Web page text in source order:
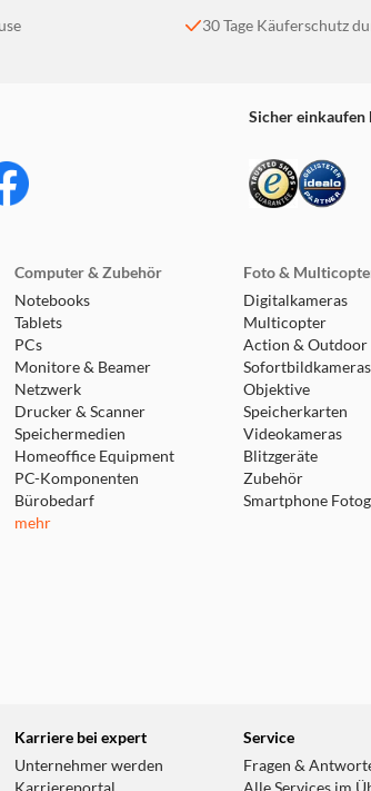
Technologie kann mühelos Personen
unterscheiden und versorgt Sie
mit der richtigen Benachrichtigung,
stehen.
30 Tage Käuferschutz
Sicher einkaufen
Computer & Zubehör
Notebooks
Tablets
PCs
Monitore & Beamer
Netzwerk
Drucker & Scanner
Speichermedien
Homeoffice Equipment
PC-Komponenten
Bürobedarf
mehr
Foto &
Digitalkameras
Multicopter
Action & Outdoor
Sofortbildkameras
Objektive
Speicherkarten
Videokameras
Blitzgeräte
Zubehör
Smartphone
Karriere bei expert
Unternehmer werden
Service
Fragen &